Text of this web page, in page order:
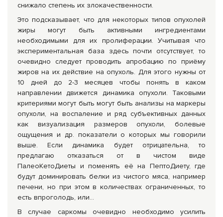
снижало степень их злокачественности.
Это подсказывает, что для некоторых типов опухолей
жиры могут быть активными ингредиентами
необходимыми для их пролиферации. Учитывая что
экспериментальная база здесь почти отсутствует, то
очевидно следует проводить апробацию по приёму
жиров на их действие на опухоль. Для этого нужны от
10 дней до 2-3 месяцев чтобы понять в каком
направлении движется динамика опухоли. Таковыми
критериями могут быть могут быть анализы на маркеры
опухоли, на воспаление и ряд субъективных данных
как визуализация размеров опухоли, болевые
ощущения и др. показатели о которых мы говорили
выше. Если динамика будет отрицательна, то
предлагаю отказаться от в чистом виде
ПалеоКетоДиеты и поменять её на ПептоДиету, где
будут доминировать белки из чистого мяса, например
печени, но при этом в количествах ограниченных, то
есть впроголодь, или…
В случае саркомы очевидно необходимо усилить